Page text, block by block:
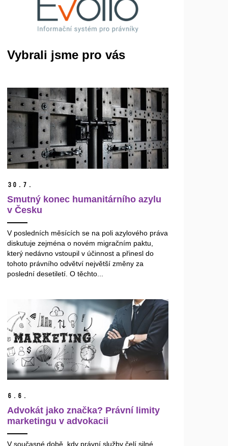
Vybrali jsme pro vás
30. 7.
Smutný konec humanitárního azylu
v Česku
V posledních měsících se na poli azylového práva
diskutuje zejména o novém migračním paktu,
který nedávno vstoupil v účinnost a přinesl do
tohoto právního odvětví největší změny za
poslední desetiletí. O těchto...
6. 6.
Advokát jako značka? Právní limity
marketingu v advokacii
V současné době, kdy právní služby čelí silné